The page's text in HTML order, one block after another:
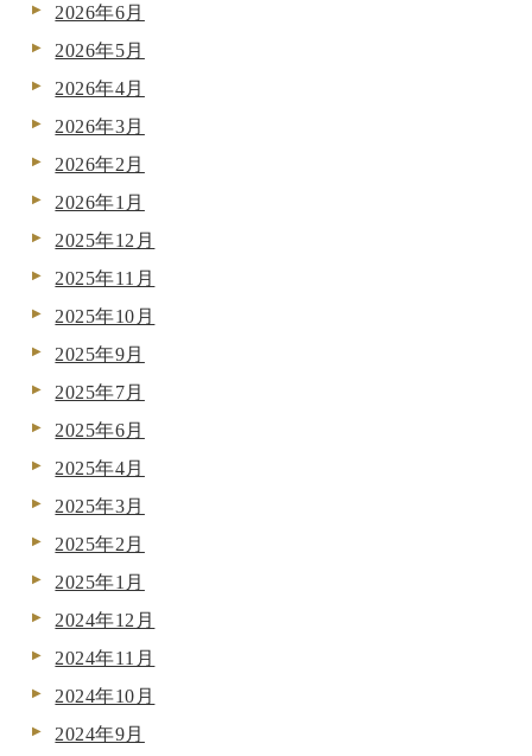
2026年6月
2026年5月
2026年4月
2026年3月
2026年2月
2026年1月
2025年12月
2025年11月
2025年10月
2025年9月
2025年7月
2025年6月
2025年4月
2025年3月
2025年2月
2025年1月
2024年12月
2024年11月
2024年10月
2024年9月